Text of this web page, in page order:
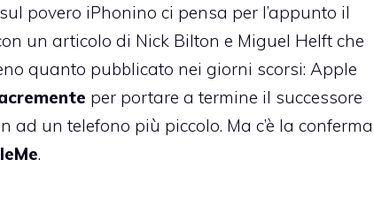
povero iPhonino ci pensa per l’appunto il
un articolo di Nick Bilton e Miguel Helft che
quanto pubblicato nei giorni scorsi: Apple
per portare a termine il successore
ad un telefono più piccolo. Ma c’è la conferma
.